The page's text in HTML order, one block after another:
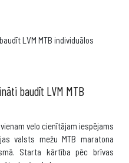
baudīt LVM MTB
velo cienītājam iespējams
valsts mežu MTB maratona
Starta kārtība pēc brīvas